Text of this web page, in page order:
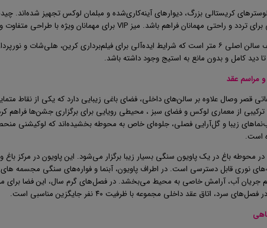
کریستالی بزرگ، دیوارهای آینه‌کاری‌شده و مبلمان لوکس تجهیز شده‌اند.
تردد و راحتی مهمانان فراهم باشد. میز VIPبرای مهمانان ویژه با طراحی
ارتفاع سقف سالن اصلی ۶ متر است که شرایط ایده‌آلی برای فیلم‌برداری کرین،
دید کامل و بدون مانع به استیج وجود داشته باشد.
مراسم عقد
قصر وصال علاوه بر سالن‌های داخلی، فضای باغی زیبایی دارد که یکی از نقاط
ترکیبی از معماری لوکس و فضای سبز ، محیطی رویایی برای برگزاری جشن‌ها
زیبا و گل‌آرایی فصلی، جلوه‌ای خاص به محوطه بخشیده‌اند که لوکیشنی
است.
محوطه باغ در یک پاویون سنگی بسیار زیبا برگزار می‌شود. این پاویون در مرکز
نوری قابل دسترسی است. در اطراف پاویون، آبنما و فواره‌های سنگی مجسمه های
جریان آب، آرامش خاصی به محیط می‌بخشد. در فصل‌های گرم سال، این فضا برای
سرد، اتاق عقد داخلی مجموعه با ظرفیت ۴۰ نفر جایگزین مناسبی است
.